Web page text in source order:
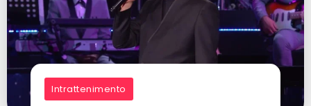
Intrattenimento